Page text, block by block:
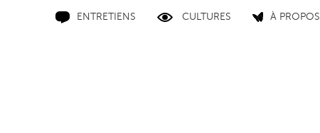
ENTRETIENS CULTURES À PROPOS